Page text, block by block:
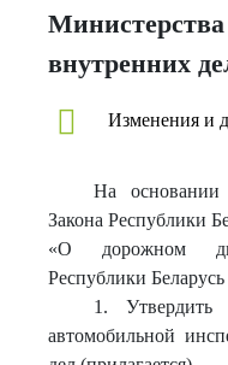
Министерства
внутренних
Изменения и
На основании
Закона Республики
«О дорожном
Республики
1. Утвердить
автомобильной